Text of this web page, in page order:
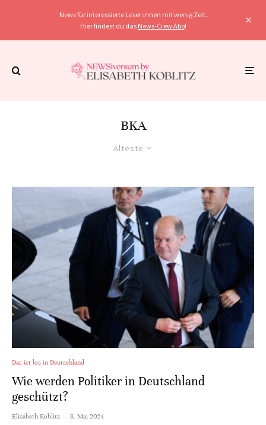
News für interessierte Leser:innen mit wenig Zeit.
Hier findest du das News-Crew Abo!
BKA
Älteste
Das ist los in Deutschland
Wie werden Politiker in Deutschland
geschützt?
Elisabeth Koblitz · 8. Mai 2024